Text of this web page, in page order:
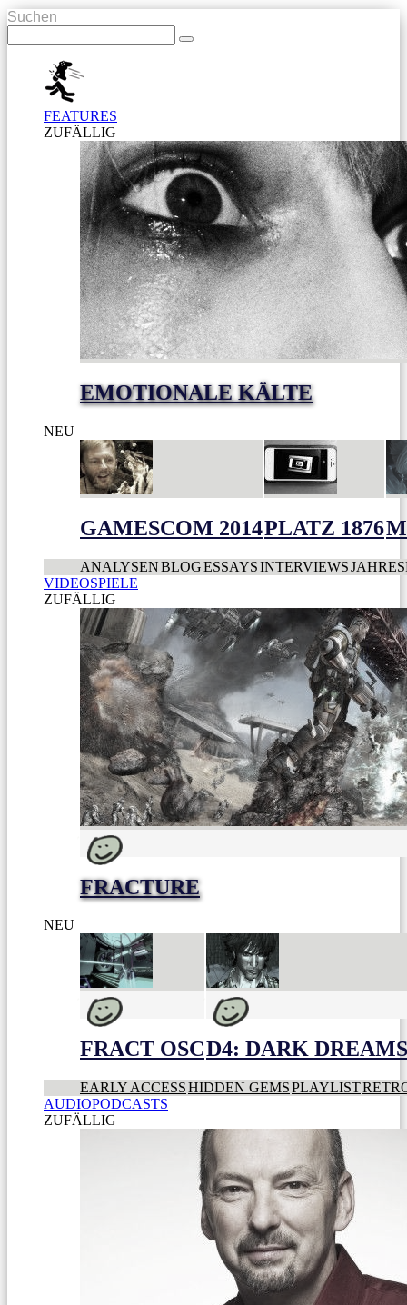
Suchen
FEATURES
ZUFÄLLIG
EMOTIONALE KÄLTE
NEU
GAMESCOM 2014PLATZ 1876
ANALYSENBLOGESSAYSINTERVIEWS
VIDEOSPIELE
ZUFÄLLIG
FRACTURE
NEU
FRACT OSCD4: DARK
EARLY ACCESSHIDDEN GEMSPLAYLIST
AUDIOPODCASTS
ZUFÄLLIG